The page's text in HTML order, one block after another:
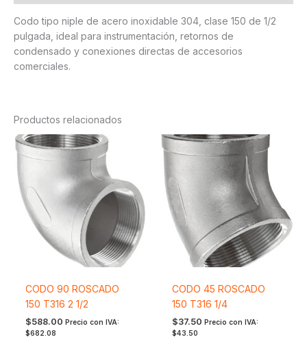
Codo tipo niple de acero inoxidable 304, clase 150 de 1/2
pulgada, ideal para instrumentación, retornos de
condensado y conexiones directas de accesorios
comerciales.
Productos relacionados
CODO 90 ROSCADO
150 T316 2 1/2
$588.00 Precio con IVA:
$682.08
CODO 45 ROSCADO
150 T316 1/4
$37.50 Precio con IVA:
$43.50